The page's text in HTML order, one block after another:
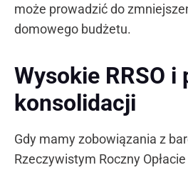
może prowadzić do
domowego budżetu.
Wysokie RRSO i
konsolidacji
Gdy mamy zobowiązania z
Rzeczywistym Roczny